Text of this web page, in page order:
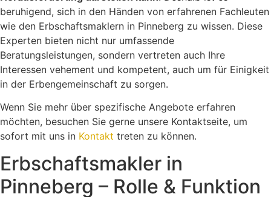
beruhigend, sich in den Händen von erfahrenen Fachleuten
wie den Erbschaftsmaklern in Pinneberg zu wissen. Diese
Experten bieten nicht nur umfassende
Beratungsleistungen, sondern vertreten auch Ihre
Interessen vehement und kompetent, auch um für Einigkeit
in der Erbengemeinschaft zu sorgen.
Wenn Sie mehr über spezifische Angebote erfahren
möchten, besuchen Sie gerne unsere Kontaktseite, um
sofort mit uns in Kontakt treten zu können.
Erbschaftsmakler in
Pinneberg – Rolle & Funktion